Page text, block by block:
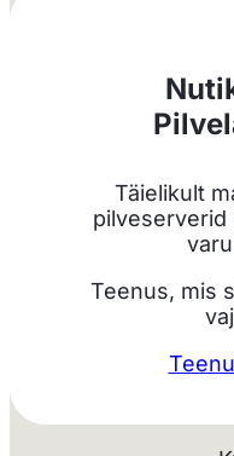
Täielikult
pilveserverid
Teenus, mis